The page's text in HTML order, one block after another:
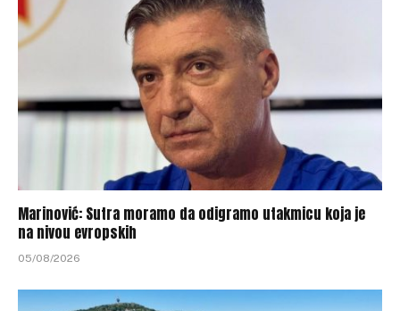
Marinović: Sutra moramo da odigramo utakmicu koja je
na nivou evropskih
05/08/2026